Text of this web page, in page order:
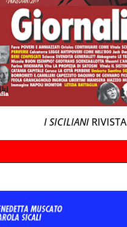
I SICILIANI RIVISTA